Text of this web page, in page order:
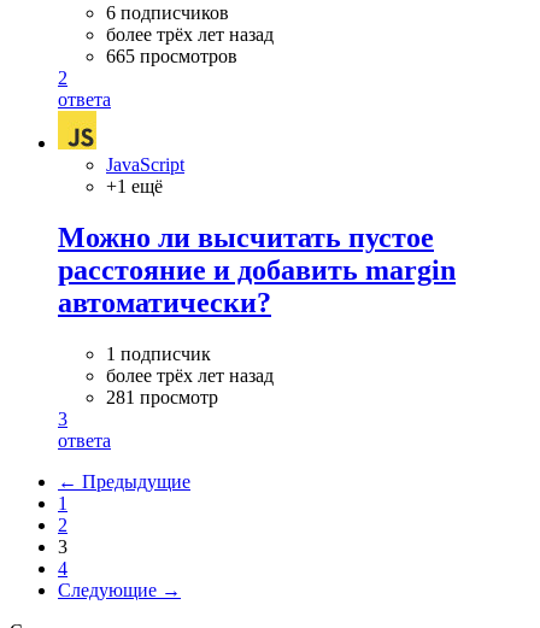
6 подписчиков
более трёх лет назад
665 просмотров
2
ответа
JavaScript
+1 ещё
Можно ли высчитать пустое
расстояние и добавить margin
автоматически?
1 подписчик
более трёх лет назад
281 просмотр
3
ответа
← Предыдущие
1
2
3
4
Следующие →